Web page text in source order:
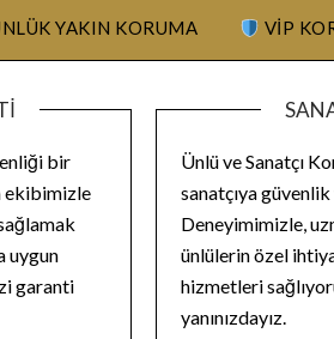
YAKIN KORUMA VIP
bir
ekibimizle
uygun
garanti
Ünlü ve Sanatçı
sanatçıya
Deneyimimizle,
ünlülerin özel
hizmetleri
yanınızdayız.